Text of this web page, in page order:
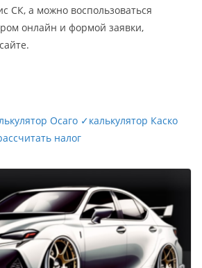
СК, а можно воспользоваться
онлайн и формой заявки,
Осаго ✓калькулятор Каско
налог